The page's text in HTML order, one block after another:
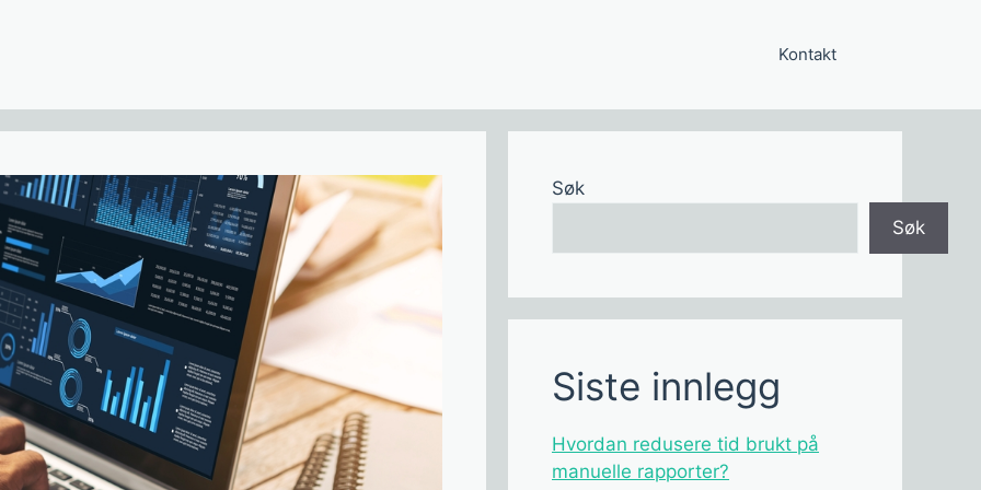
Kontakt
Søk
Søk
Siste innlegg
Hvordan redusere tid brukt på
manuelle rapporter?